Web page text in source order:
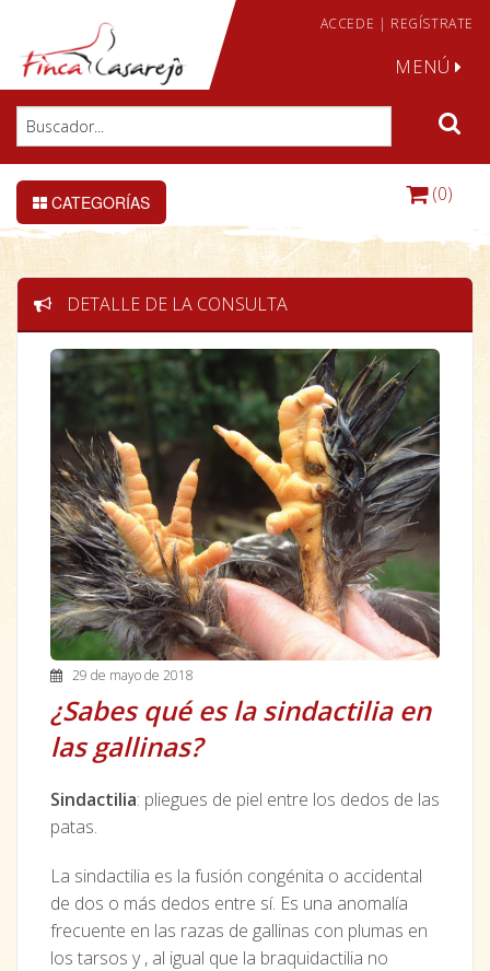
ACCEDE | REGÍSTRATE
MENÚ
CATEGORÍAS (0)
DETALLE DE LA CONSULTA
29 de mayo de 2018
¿Sabes qué es la sindactilia en
las gallinas?
Sindactilia: pliegues de piel entre los dedos de las
patas.
La sindactilia es la fusión congénita o accidental
de dos o más dedos entre sí. Es una anomalía
frecuente en las razas de gallinas con plumas en
los tarsos y , al igual que la braquidactilia no